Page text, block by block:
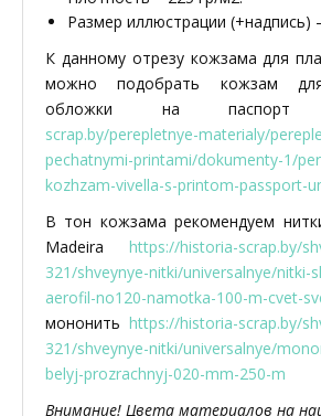
Размер иллюстрации (+надпись)
К данному отрезу кожзама для
можно подобрать кожзам для
обложки на
scrap.by/perepletnye-materialy/
pechatnymi-printami/dokumenty-1/
kozhzam-vivella-s-printom-passport-
В тон кожзама рекомендуем
Madeira https://historia-scrap.by/
321/shveynye-nitki/universalnye/nitki-
aerofil-no120-namotka-100-m-cvet-
мононить https://historia-scrap.by/
321/shveynye-nitki/universalnye/
belyj-prozrachnyj-020-mm-250-m
Внимание! Цвета материалов на